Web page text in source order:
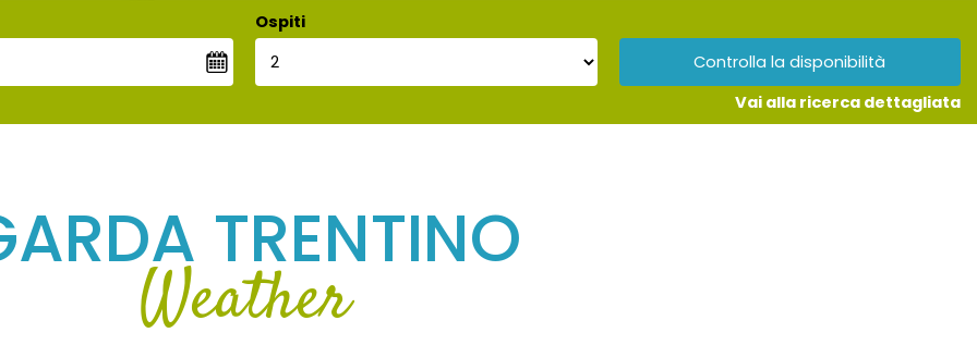
Ospiti
Controlla la disponibilità
Vai alla ricerca dettagliata
TRENTINO
Weather